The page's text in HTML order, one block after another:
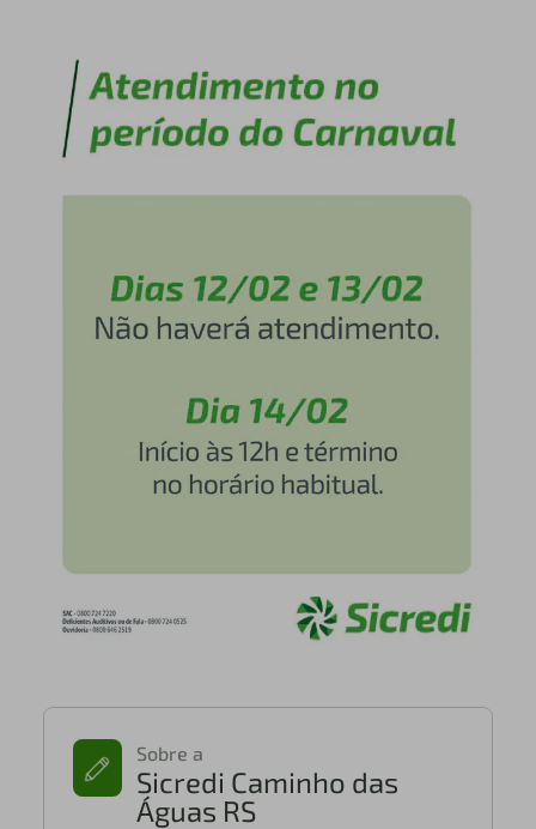
Sobre a
Sicredi Caminho das
Águas RS